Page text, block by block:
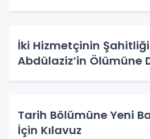
İki Hizmetçinin
Abdülaziz’in Ölümüne
Tarih Bölümüne Yeni
İçin Kılavuz